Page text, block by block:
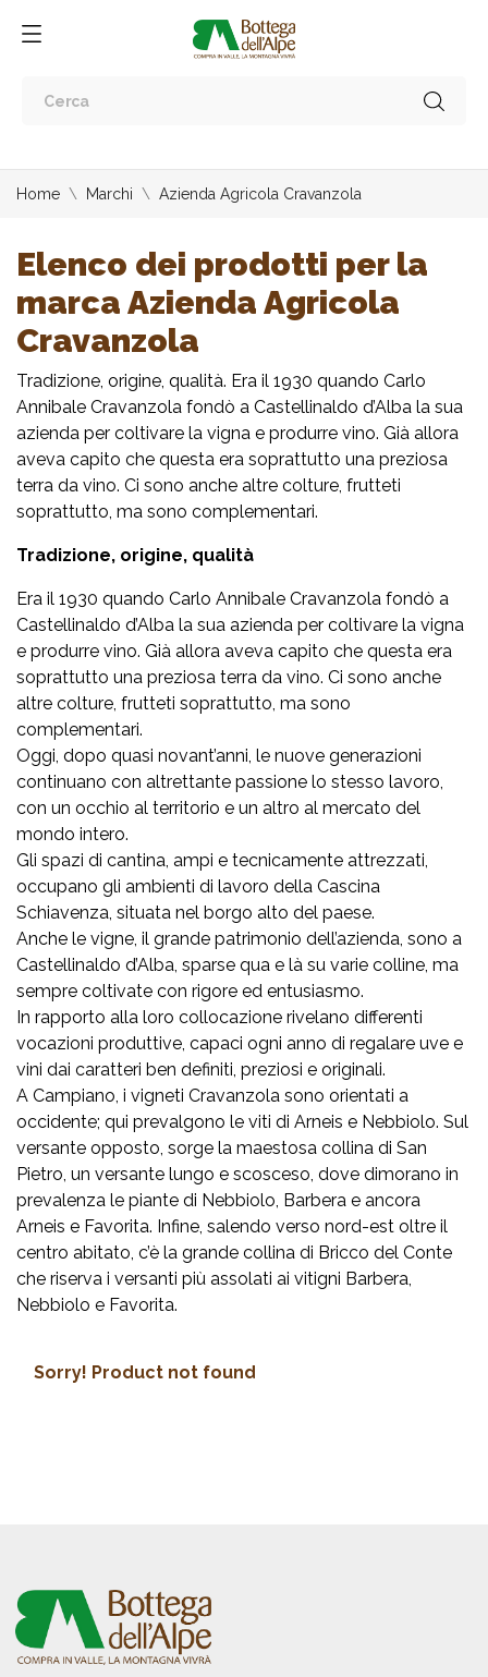
Home Marchi Azienda Agricola Cravanzola
Elenco dei prodotti per la
marca Azienda Agricola
Cravanzola
Tradizione, origine, qualità. Era il 1930 quando Carlo
Annibale Cravanzola fondò a Castellinaldo d’Alba la sua
azienda per coltivare la vigna e produrre vino. Già allora
aveva capito che questa era soprattutto una preziosa
terra da vino. Ci sono anche altre colture, frutteti
soprattutto, ma sono complementari.
Tradizione, origine, qualità
Era il 1930 quando Carlo Annibale Cravanzola fondò a
Castellinaldo d’Alba la sua azienda per coltivare la vigna
e produrre vino. Già allora aveva capito che questa era
soprattutto una preziosa terra da vino. Ci sono anche
altre colture, frutteti soprattutto, ma sono
complementari.
Oggi, dopo quasi novant’anni, le nuove generazioni
continuano con altrettante passione lo stesso lavoro,
con un occhio al territorio e un altro al mercato del
mondo intero.
Gli spazi di cantina, ampi e tecnicamente attrezzati,
occupano gli ambienti di lavoro della Cascina
Schiavenza, situata nel borgo alto del paese.
Anche le vigne, il grande patrimonio dell’azienda, sono a
Castellinaldo d’Alba, sparse qua e là su varie colline, ma
sempre coltivate con rigore ed entusiasmo.
In rapporto alla loro collocazione rivelano differenti
vocazioni produttive, capaci ogni anno di regalare uve e
vini dai caratteri ben definiti, preziosi e originali.
A Campiano, i vigneti Cravanzola sono orientati a
occidente; qui prevalgono le viti di Arneis e Nebbiolo. Sul
versante opposto, sorge la maestosa collina di San
Pietro, un versante lungo e scosceso, dove dimorano in
prevalenza le piante di Nebbiolo, Barbera e ancora
Arneis e Favorita. Infine, salendo verso nord-est oltre il
centro abitato, c’è la grande collina di Bricco del Conte
che riserva i versanti più assolati ai vitigni Barbera,
Nebbiolo e Favorita.
Sorry! Product not found